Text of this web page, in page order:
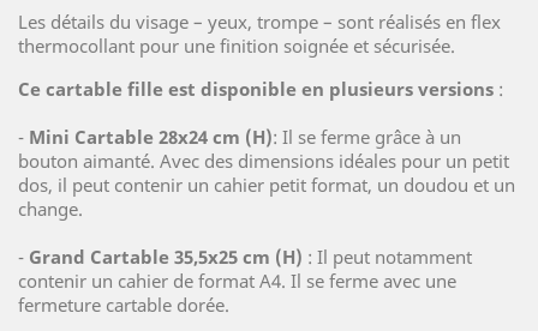
Les détails du visage – yeux, trompe – sont réalisés en flex
thermocollant pour une finition soignée et sécurisée.
Ce cartable fille est disponible en plusieurs versions :
- Mini Cartable 28x24 cm (H): Il se ferme grâce à un
bouton aimanté. Avec des dimensions idéales pour un petit
dos, il peut contenir un cahier petit format, un doudou et un
change.
- Grand Cartable 35,5x25 cm (H) : Il peut notamment
contenir un cahier de format A4. Il se ferme avec une
fermeture cartable dorée.